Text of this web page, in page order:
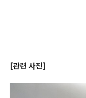
[관련 사진]